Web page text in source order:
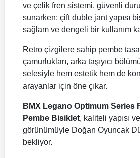
ve çelik fren sistemi, güvenli
sunarken; çift duble jant yapısı
sağlam ve dengeli bir kullanım
Retro çizgilere sahip pembe
çamurlukları, arka taşıyıcı
selesiyle hem estetik hem de
arayanlar için öne çıkar.
BMX Legano Optimum Series
Pembe Bisiklet, kaliteli yapısı
görünümüyle Doğan Oyuncak
bekliyor.